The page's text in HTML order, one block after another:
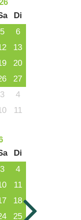
Di
5
6
13
20
27
3
4
11
Di
3
4
11
18
25